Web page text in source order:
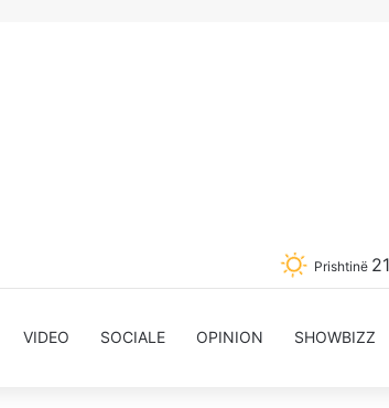
Prishtinë 21
VIDEO SOCIALE OPINION SHOWBIZZ